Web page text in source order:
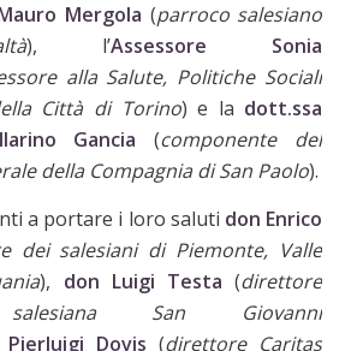
Mergola (parroco salesiano
), l’Assessore Sonia
alla Salute, Politiche Sociali
Città di Torino) e la dott.ssa
Gancia(componente del
della Compagnia di San Paolo).
a portare i loro saluti don Enrico
dei salesiani di Piemonte, Valle
), don Luigi Testa (direttore
salesiana San Giovanni
Pierluigi Dovis(direttore Caritas